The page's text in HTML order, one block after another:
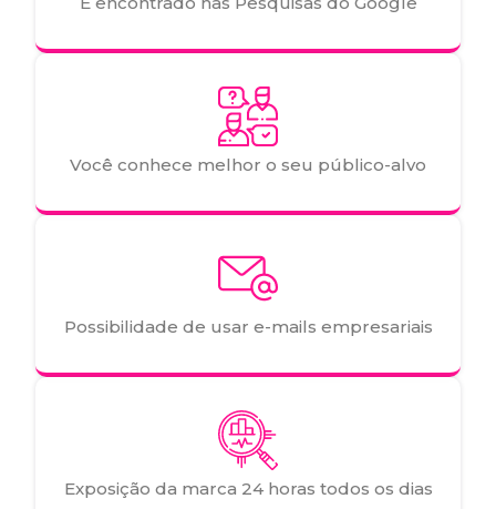
Você conhece melhor o seu público-alvo
Possibilidade de usar e-mails empresariais
Exposição da marca 24 horas todos os dias